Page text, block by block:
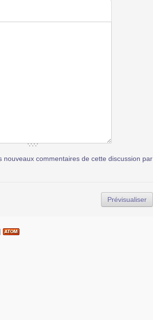
nouveaux commentaires de cette discussion par
|